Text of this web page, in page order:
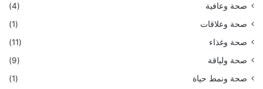
صحة وعافية
(4)
صحة وعلاقات
(1)
صحة وغذاء
(11)
صحة ولياقة
(9)
صحة ونمط حياة
(1)